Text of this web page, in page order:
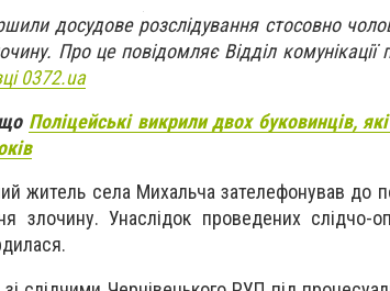
досудове розслідування стосовно
Про це повідомляє Відділ комунікації
0372.ua
Поліцейські викрили двох буковинців,
житель села Михальча зателефонував до
Унаслідок проведених слідчо-